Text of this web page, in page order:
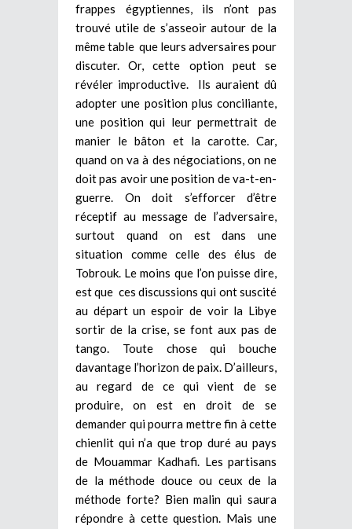
frappes égyptiennes, ils n’ont pas
trouvé utile de s’asseoir autour de la
même table que leurs adversaires pour
discuter. Or, cette option peut se
révéler improductive. Ils auraient dû
adopter une position plus conciliante,
une position qui leur permettrait de
manier le bâton et la carotte. Car,
quand on va à des négociations, on ne
doit pas avoir une position de va-t-en-
guerre. On doit s’efforcer d’être
réceptif au message de l’adversaire,
surtout quand on est dans une
situation comme celle des élus de
Tobrouk. Le moins que l’on puisse dire,
est que ces discussions qui ont suscité
au départ un espoir de voir la Libye
sortir de la crise, se font aux pas de
tango. Toute chose qui bouche
davantage l’horizon de paix. D’ailleurs,
au regard de ce qui vient de se
produire, on est en droit de se
demander qui pourra mettre fin à cette
chienlit qui n’a que trop duré au pays
de Mouammar Kadhafi. Les partisans
de la méthode douce ou ceux de la
méthode forte? Bien malin qui saura
répondre à cette question. Mais une